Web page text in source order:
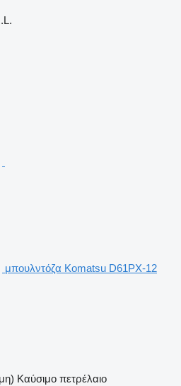
μπουλντόζα Komatsu D61PX-12
Καύσιμο πετρέλαιο